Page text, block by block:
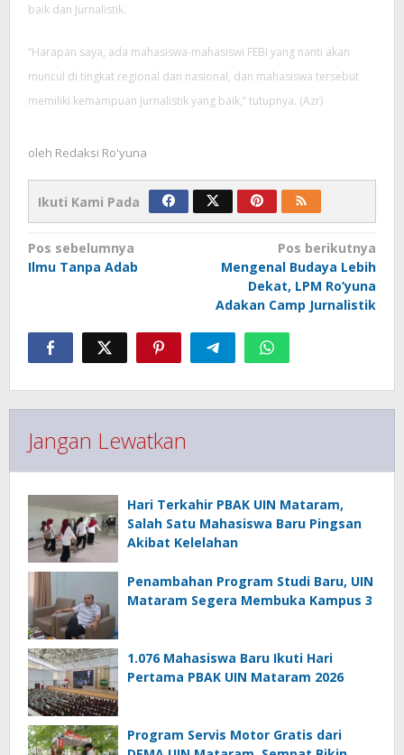
baik dan Jurnalistik.
“Harapan saya, ada mahasiswa-mahasiswi FEBI yang nanti akan
muncul di tingkat regional dan nasional, dan mahasiswa tersebut
memiliki kemampuan jurnalistik yang baik,” tutupnya. (Azr)
oleh Redaksi Ro'yuna
Ikuti Kami Pada
Navigasi
pos
Pos sebelumnya
Ilmu Tanpa Adab
Pos berikutnya
Mengenal Budaya Lebih
Dekat, LPM Ro’yuna
Adakan Camp Jurnalistik
Jangan Lewatkan
Hari Terkahir PBAK UIN Mataram,
Salah Satu Mahasiswa Baru Pingsan
Akibat Kelelahan
Penambahan Program Studi Baru, UIN
Mataram Segera Membuka Kampus 3
1.076 Mahasiswa Baru Ikuti Hari
Pertama PBAK UIN Mataram 2026
Program Servis Motor Gratis dari